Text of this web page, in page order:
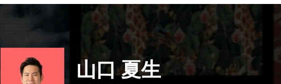
山口 夏生